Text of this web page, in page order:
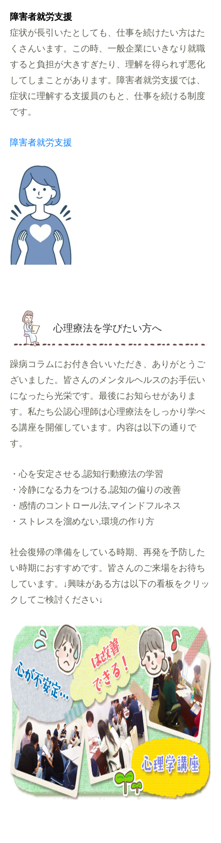
障害者就労支援
症状が長引いたとしても、仕事を続けたい方はた
くさんいます。この時、一般企業にいきなり就職
すると負担が大きすぎたり、理解を得られず悪化
してしまことがあります。障害者就労支援では、
症状に理解する支援員のもと、仕事を続ける制度
です。
障害者就労支援
心理療法を学びたい方へ
躁病コラムにお付き合いいただき、ありがとうご
ざいました。皆さんのメンタルヘルスのお手伝い
になったら光栄です。最後にお知らせがありま
す。私たち公認心理師は心理療法をしっかり学べ
る講座を開催しています。内容は以下の通りで
す。
・心を安定させる,認知行動療法の学習
・冷静になる力をつける,認知の偏りの改善
・感情のコントロール法,マインドフルネス
・ストレスを溜めない,環境の作り方
社会復帰の準備をしている時期、再発を予防した
い時期におすすめです。皆さんのご来場をお待ち
しています。↓興味がある方は以下の看板をクリッ
クしてご検討ください↓